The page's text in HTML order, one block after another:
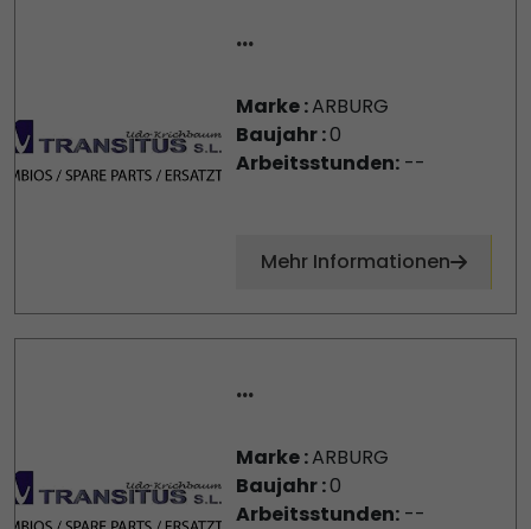
...
Marke :ARBURG
Baujahr :0
Arbeitsstunden:--
Mehr Informationen
...
Marke :ARBURG
Baujahr :0
Arbeitsstunden:--